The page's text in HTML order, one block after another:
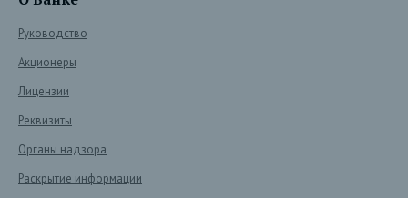
Руководство
Акционеры
Лицензии
Реквизиты
Органы надзора
Раскрытие информации